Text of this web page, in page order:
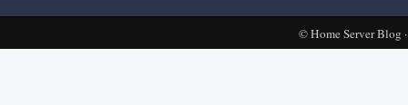
©Home Server Blog